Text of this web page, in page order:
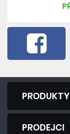
PRODUKTY
PRODEJCI